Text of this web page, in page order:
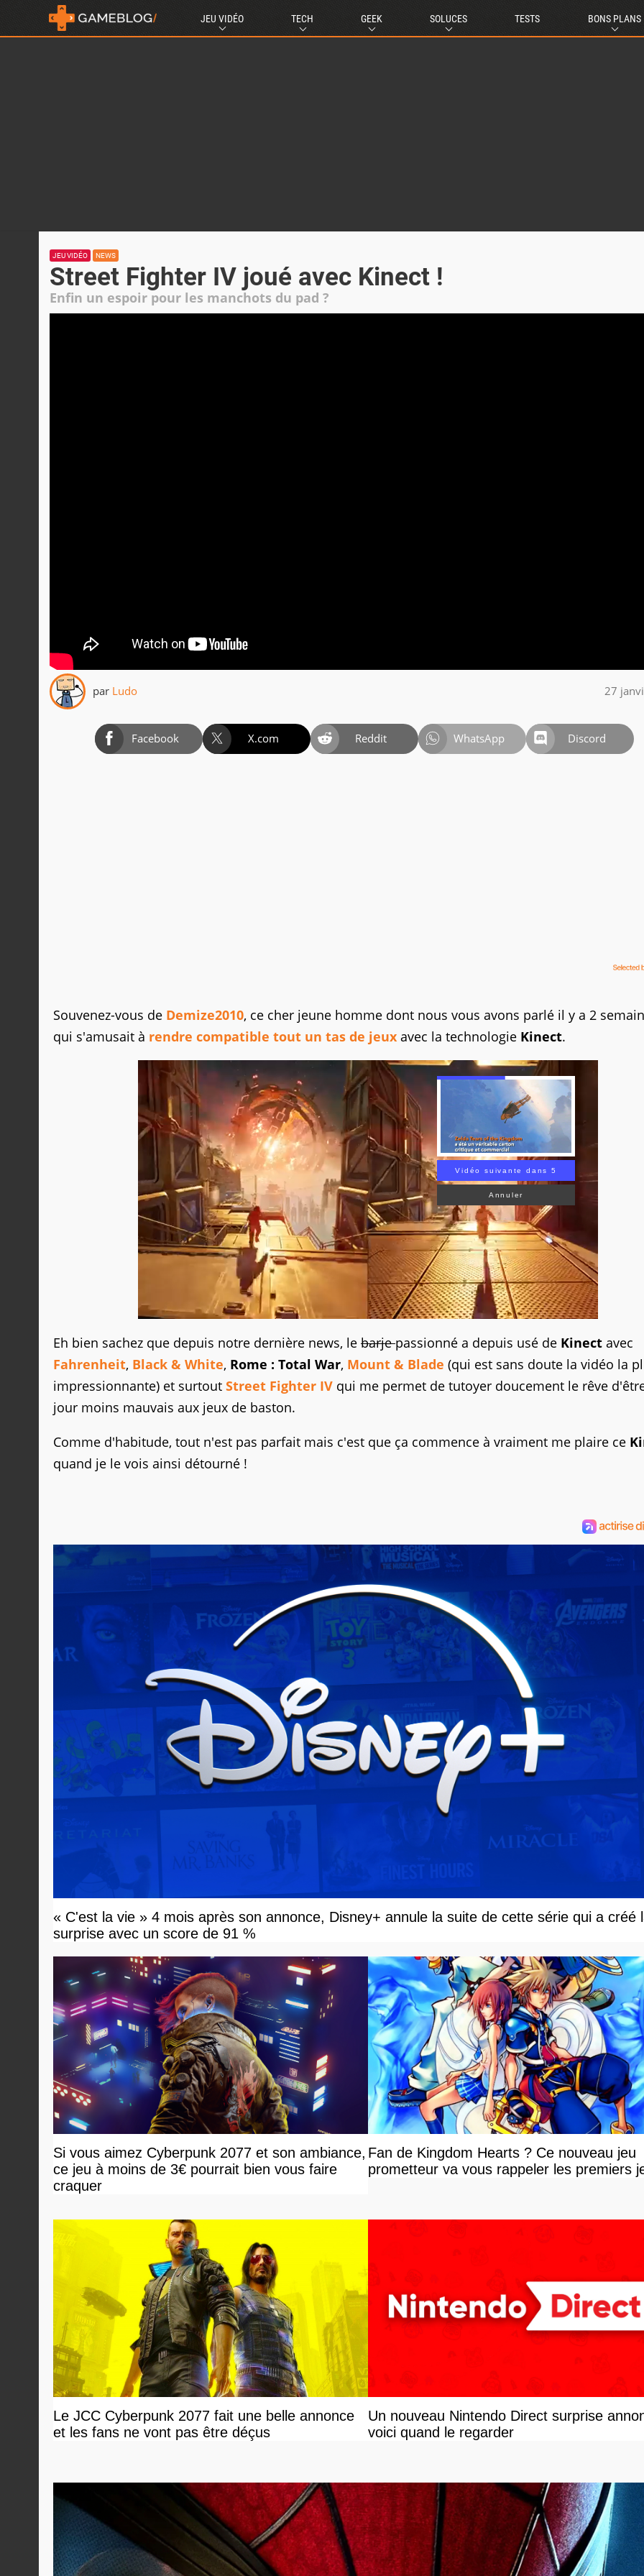
JEU VIDÉO TECH GEEK SOLUCES TESTS BONS PLANS
JEU VIDÉO NEWS
Street Fighter IV joué avec Kinect !
Enfin un espoir pour les manchots du pad ?
par Ludo 27
Facebook X.com Reddit WhatsApp Discord
Souvenez-vous de Demize2010, ce cher jeune homme dont nous vous avons parlé il y a 2
qui s'amusait à rendre compatible tout un tas de jeux avec la technologie Kinect.
Vidéo suivante dans 3
Annuler
Eh bien sachez que depuis notre dernière news, le barjepassionné a depuis usé de Kinect avec
Fahrenheit, Black & White, Rome : Total War, Mount & Blade (qui est sans doute la vidéo la
impressionnante) et surtout Street Fighter IV qui me permet de tutoyer doucement le rêve
jour moins mauvais aux jeux de baston.
Comme d'habitude, tout n'est pas parfait mais c'est que ça commence à vraiment me plaire ce
quand je le vois ainsi détourné !
« C'est la vie » 4 mois après son annonce, Disney+ annule la suite de cette série qui a créé
surprise avec un score de 91 %
Si vous aimez Cyberpunk 2077 et son ambiance,
ce jeu à moins de 3€ pourrait bien vous faire
craquer
Fan de Kingdom Hearts ? Ce nouveau jeu
prometteur va vous rappeler les premiers
Le JCC Cyberpunk 2077 fait une belle annonce
et les fans ne vont pas être déçus
Un nouveau Nintendo Direct surprise
voici quand le regarder